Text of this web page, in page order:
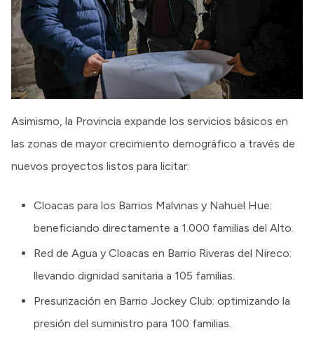
Asimismo, la Provincia expande los servicios básicos en
las zonas de mayor crecimiento demográfico a través de
nuevos proyectos listos para licitar:
Cloacas para los Barrios Malvinas y Nahuel Hue:
beneficiando directamente a 1.000 familias del Alto.
Red de Agua y Cloacas en Barrio Riveras del Nireco:
llevando dignidad sanitaria a 105 familias.
Presurización en Barrio Jockey Club: optimizando la
presión del suministro para 100 familias.